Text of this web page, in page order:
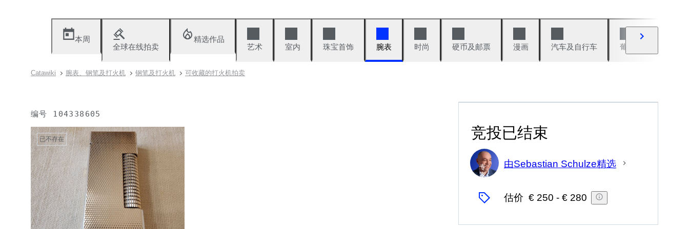
本周
全球在线拍卖
精选作品
艺术
室内 珠宝首饰 腕表 时尚 硬币及邮票 漫画 汽车及自行车 葡萄酒及烈性酒
Catawiki 腕表、钢笔及打火机 钢笔及打火机 可收藏的打火机拍卖
编号 104338605
已不存在 竞投已结束
专
家
由Sebastian Schulze精选
估价 € 250 - € 280